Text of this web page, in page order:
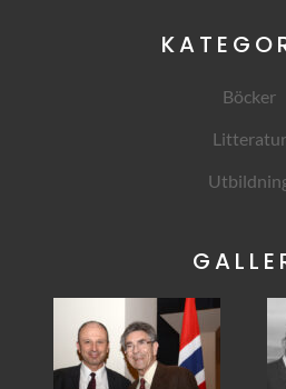
Böcker
Litteratur